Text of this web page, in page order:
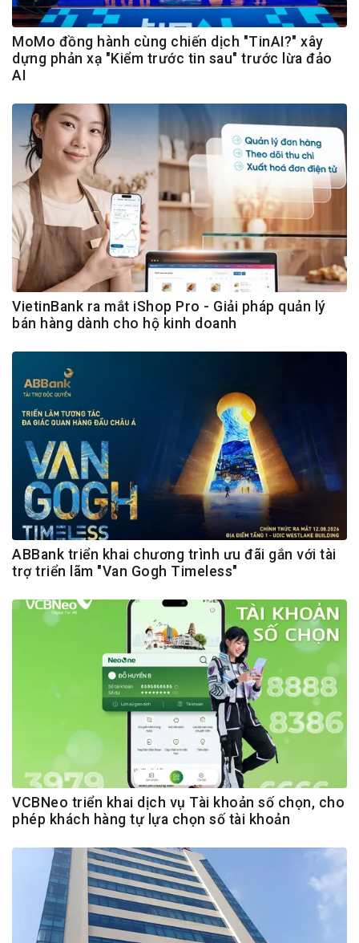
MoMo đồng hành cùng chiến dịch "TinAI?" xây
dựng phản xạ "Kiểm trước tin sau" trước lừa đảo
AI
VietinBank ra mắt iShop Pro - Giải pháp quản lý
bán hàng dành cho hộ kinh doanh
ABBank triển khai chương trình ưu đãi gắn với tài
trợ triển lãm "Van Gogh Timeless"
VCBNeo triển khai dịch vụ Tài khoản số chọn, cho
phép khách hàng tự lựa chọn số tài khoản